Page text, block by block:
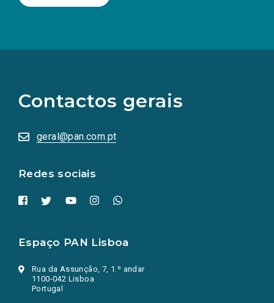
Contactos gerais
geral@pan.com.pt
Redes sociais
redes
sociais
numa
nova
Espaço PAN Lisboa
Rua da Assunção, 7, 1.º andar
1100-042 Lisboa
Portugal